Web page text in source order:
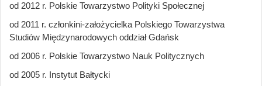
od 2012 r. Polskie Towarzystwo Polityki Społecznej
od 2011 r. członkini-założycielka Polskiego Towarzystwa
Studiów Międzynarodowych oddział Gdańsk
od 2006 r. Polskie Towarzystwo Nauk Politycznych
od 2005 r. Instytut Bałtycki